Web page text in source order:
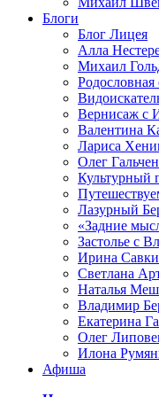
Блоги
Блог Лицея
Алла
Михаил
Вернисаж с
Валентина
Лариса
Олег
Культурный
Лазурный
«Задние
Застолье с
Ирина
Светлана
Наталья
Владимир
Екатерина
Олег
Илона
Афиша